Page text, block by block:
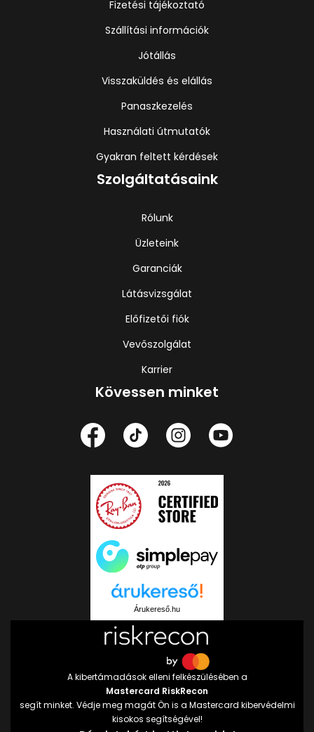
Fizetési tájékoztató
Szállítási információk
Jótállás
Visszaküldés és elállás
Panaszkezelés
Használati útmutatók
Gyakran feltett kérdések
Szolgáltatásaink
Rólunk
Üzleteink
Garanciák
Látásvizsgálat
Előfizetői fiók
Vevőszolgálat
Karrier
Kövessen minket
Árukereső.hu
A kibertámadások elleni felkészülésében a
Mastercard RiskRecon
segít minket. Védje meg magát Ön is a Mastercard kibervédelmi
kisokos segítségével!